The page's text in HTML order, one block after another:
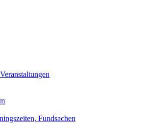
Fundsachen